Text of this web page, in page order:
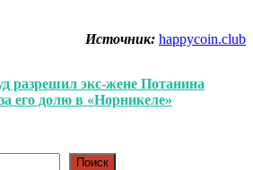
Источник: happycoin.club
разрешил экс-жене Потанина
его долю в «Норникеле»
Поиск